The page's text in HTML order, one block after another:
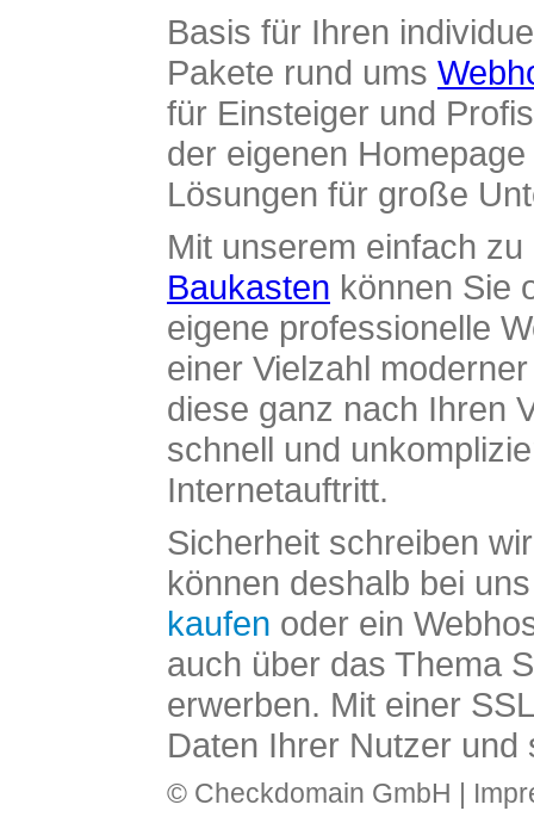
Basis für Ihren
Pakete rund ums
für Einsteiger und
der eigenen
Lösungen für große
Mit unserem einfach
Baukasten können Sie
eigene professionelle
einer Vielzahl
diese ganz nach Ihren
schnell und
Internetauftritt.
Sicherheit schreiben
können deshalb bei
kaufen oder ein
auch über das Thema
erwerben. Mit einer
Daten Ihrer Nutzer und
© Checkdomain GmbH |